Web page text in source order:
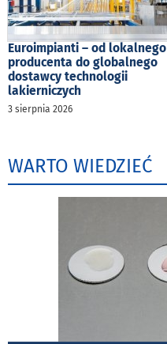
Euroimpianti – od lokalnego
producenta do globalnego
dostawcy technologii
lakierniczych
3 sierpnia 2026
WARTO WIEDZIEĆ